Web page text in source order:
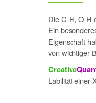
Die C-H, O-H
Ein
Eigenschaft
von wichtiger
Creative
Labilität einer